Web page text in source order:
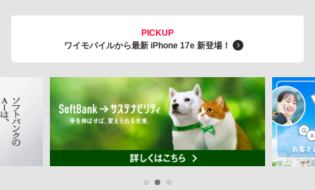
PICKUP
ワイモバイルから最新 iPhone 17e 新登場！